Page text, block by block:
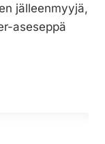
jälleenmyyjä,
aseseppä